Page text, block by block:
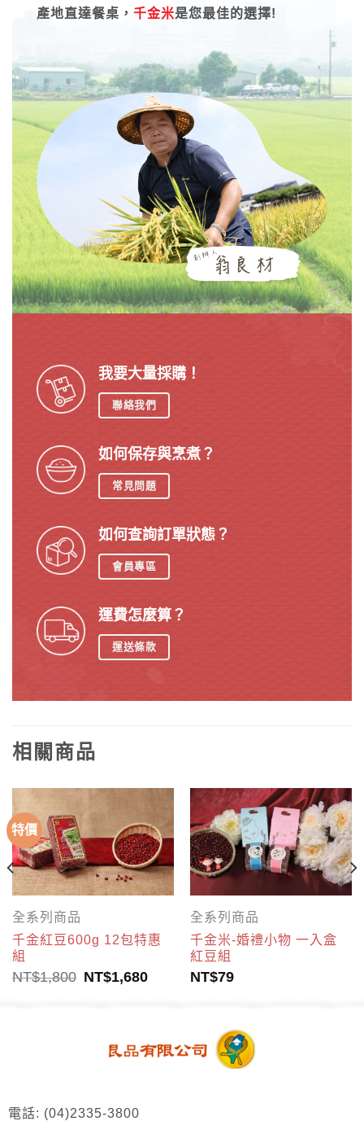
產地直達餐桌， 千金米是您最佳的選擇!
我要大量採購！
聯絡我們
如何保存與烹煮？
常見問題
如何查詢訂單狀態？
會員專區
運費怎麼算？
運送條款
相關商品
特價
全系列商品
千金紅豆600g 12包特惠
組
NT$1,800 NT$1,680
全系列商品
千金米-婚禮小物 一入盒
紅豆組
NT$79
電話: (04)2335-3800